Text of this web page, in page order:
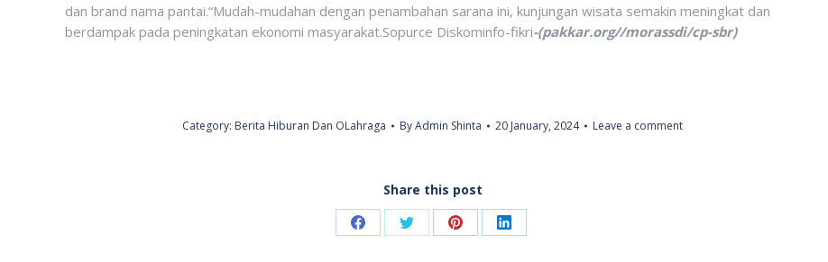
dan brand nama pantai.“Mudah-mudahan dengan penambahan sarana ini, kunjungan wisata semakin meningkat dan
berdampak pada peningkatan ekonomi masyarakat.Sopurce Diskominfo-fikri-(pakkar.org//morassdi/cp-sbr)
Category: Berita Hiburan Dan OLahraga ByAdmin Shinta 20 January, 2024 Leave a comment
Share this post
Share Share Share Share